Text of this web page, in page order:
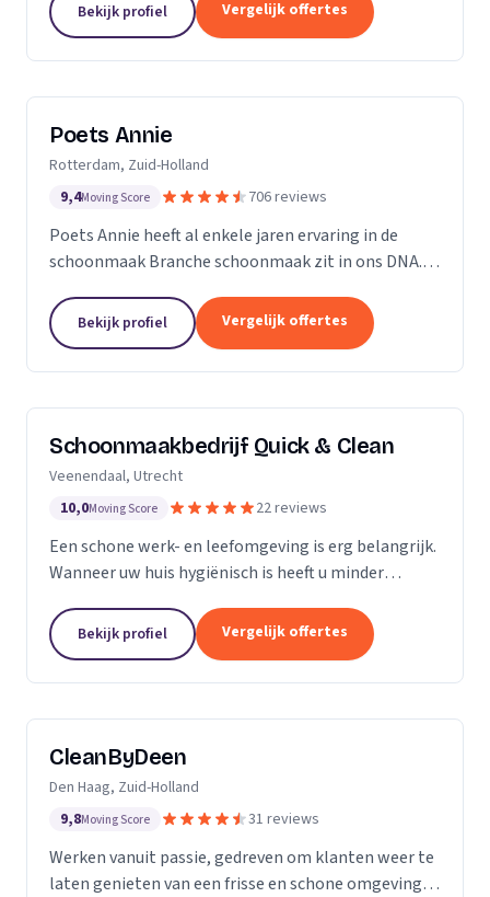
dakgoten...
Bekijk profiel Vergelijk offertes
Poets Annie
Rotterdam, Zuid-Holland
9,4Moving Score 706 reviews
Poets Annie heeft al enkele jaren ervaring in de
schoonmaak Branche schoonmaak zit in ons DNA.
Kantoor panden Scholen Zwembaden Vakantie
parkeren Traphuizen...
Bekijk profiel Vergelijk offertes
Schoonmaakbedrijf Quick & Clean
Veenendaal, Utrecht
10,0Moving Score 22 reviews
Een schone werk- en leefomgeving is erg belangrijk.
Wanneer uw huis hygiënisch is heeft u minder
een goede indruk op anderen, als uw bedrijfspand...
Bekijk profiel Vergelijk offertes
CleanByDeen
Den Haag, Zuid-Holland
9,8Moving Score 31 reviews
Werken vanuit passie, gedreven om klanten weer te
laten genieten van een frisse en schone omgeving.